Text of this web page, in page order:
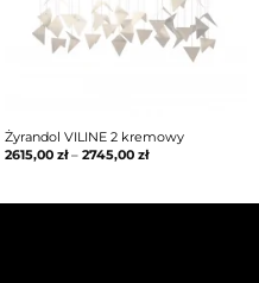
Żyrandol VILINE 2 kremowy
2615,00 zł– 2745,00 zł